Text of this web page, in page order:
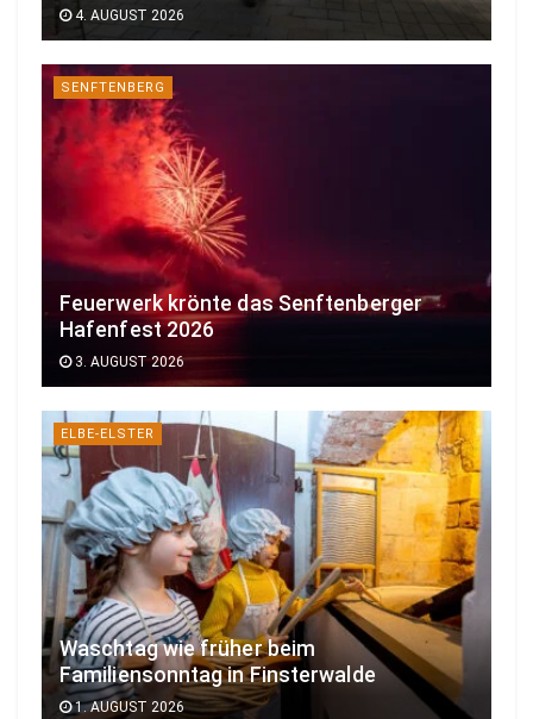
4. AUGUST 2026
SENFTENBERG
Feuerwerk krönte das Senftenberger
Hafenfest 2026
3. AUGUST 2026
ELBE-ELSTER
Waschtag wie früher beim
Familiensonntag in Finsterwalde
1. AUGUST 2026